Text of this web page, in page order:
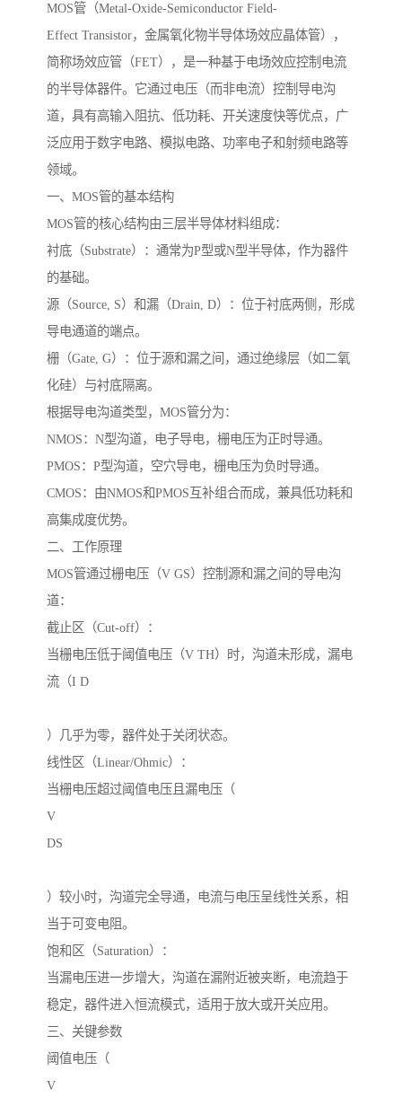
MOS管（Metal-Oxide-Semiconductor Field-
Effect Transistor，金属氧化物半导体场效应晶体管），
简称场效应管（FET），是一种基于电场效应控制电流
的半导体器件。它通过电压（而非电流）控制导电沟
道，具有高输入阻抗、低功耗、开关速度快等优点，广
泛应用于数字电路、模拟电路、功率电子和射频电路等
领域。
一、MOS管的基本结构
MOS管的核心结构由三层半导体材料组成：
衬底（Substrate）：通常为P型或N型半导体，作为器件
的基础。
源（Source, S）和漏（Drain, D）：位于衬底两侧，形成
导电通道的端点。
栅（Gate, G）：位于源和漏之间，通过绝缘层（如二氧
化硅）与衬底隔离。
根据导电沟道类型，MOS管分为：
NMOS：N型沟道，电子导电，栅电压为正时导通。
PMOS：P型沟道，空穴导电，栅电压为负时导通。
CMOS：由NMOS和PMOS互补组合而成，兼具低功耗和
高集成度优势。
二、工作原理
MOS管通过栅电压（V GS）控制源和漏之间的导电沟
道：
截止区（Cut-off）：
当栅电压低于阈值电压（V TH）时，沟道未形成，漏电
流（I D
）几乎为零，器件处于关闭状态。
线性区（Linear/Ohmic）：
当栅电压超过阈值电压且漏电压（
V
DS
）较小时，沟道完全导通，电流与电压呈线性关系，相
当于可变电阻。
饱和区（Saturation）：
当漏电压进一步增大，沟道在漏附近被夹断，电流趋于
稳定，器件进入恒流模式，适用于放大或开关应用。
三、关键参数
阈值电压（
V